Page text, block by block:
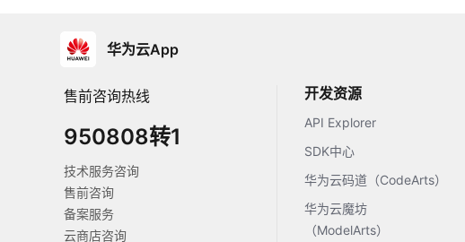
华为云App
售前咨询热线
950808转1
技术服务咨询
售前咨询
备案服务
云商店咨询
开发资源
API Explorer
SDK中心
华为云码道（CodeArts）
华为云魔坊
（ModelArts）